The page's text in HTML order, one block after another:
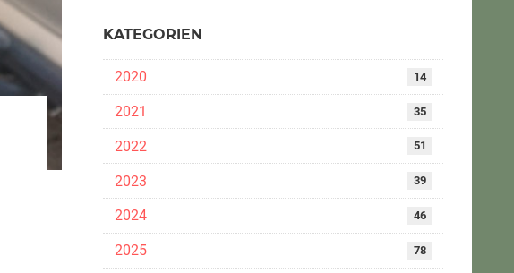
KATEGORIEN
2020 14
2021 35
2022 51
2023 39
2024 46
2025 78